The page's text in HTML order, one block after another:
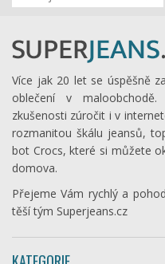
Více jak 20 let se úspěšně
oblečení v
zkušenosti zúročit i v
rozmanitou škálu jeansů,
bot Crocs, které si můžete
domova.
Přejeme Vám rychlý a
těší tým Superjeans.cz